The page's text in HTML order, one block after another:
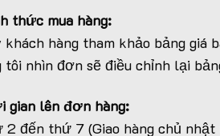
thức mua hàng:
khách hàng tham khảo bảng giá
tôi nhìn đơn sẽ điều chỉnh lại
gian lên đơn hàng:
2 đến thứ 7 (Giao hàng chủ nhật